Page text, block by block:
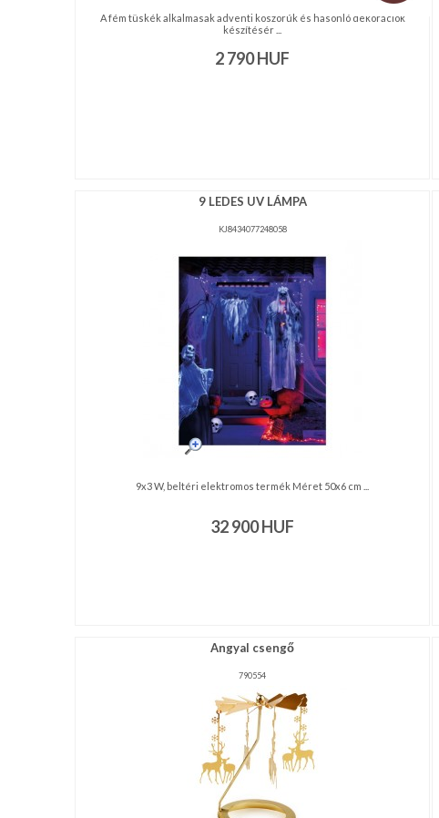
A fém tüskék alkalmasak adventi koszorúk és hasonló dekorációk
készítésér ...
2 790HUF
9 LEDES UV LÁMPA
KJ8434077248058
9x3 W, beltéri elektromos termék Méret 50x6 cm ...
32 900HUF
Angyal csengő
790554